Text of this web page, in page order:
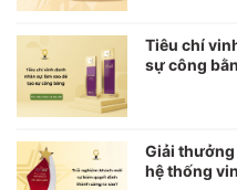
Tiêu chí
sự công
Giải
hệ thống